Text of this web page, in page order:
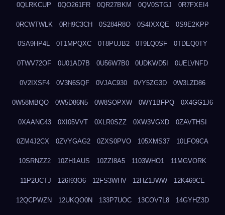
0QLRKCUP 0QO261FR 0QR27BKM 0QV0STGJ 0R7FXEI4
0RCWTWLK 0RH9C3CH 0S284R8O 0S4IXXQE 0S9E2KPP
0SA9HP4L 0T1MPQXC 0T8PUJB2 0T9LQ0SF 0TDEQ0TY
0TWV72OF 0U01AD7B 0U56W7B0 0UDKWD5I 0UELVNFD
0V2IXSF4 0V3N6SQF 0VJAC930 0VY5ZG3D 0W3LZD86
0W58MBQO 0W5D86N5 0W8SOPXW 0WY1BFPQ 0X4GG1J6
0XAANC43 0XI05VVT 0XLR0SZZ 0XW3VGXD 0ZAVTHSI
0ZM4J2CX 0ZVYGAG2 0ZXS0PVO 105XMS37 10LFO9CA
10SRNZZ2 10ZH1AUS 10ZZI8A5 1103WHO1 11MGVORK
11P2UCTJ 126I93O6 12FS3WHV 12HZ1JWW 12K469CE
12QCPWZN 12UKQO0N 133P7UOC 13COV7L8 14GYHZ3D